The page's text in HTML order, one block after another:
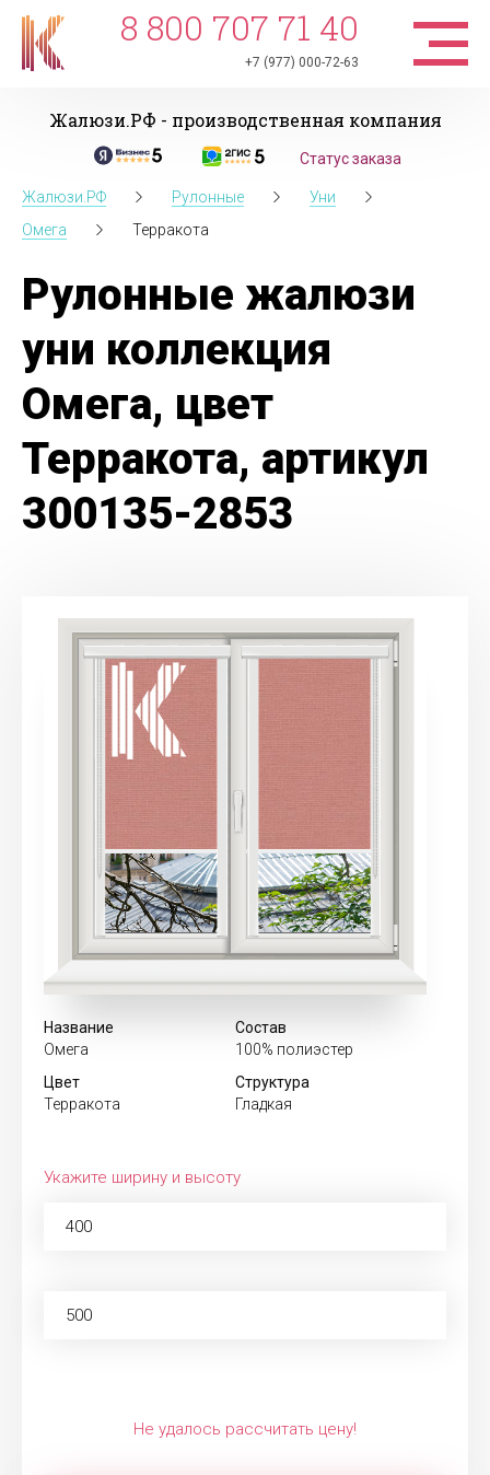
8 800 707 71 40
+7 (977) 000-72-63
Жалюзи.РФ - производственная компания
Статус заказа
Жалюзи.РФ Рулонные
Уни
Омега
Терракота
Рулонные жалюзи
уни коллекция
Омега, цвет
Терракота, артикул
300135-2853
Название
Омега
Состав
100% полиэстер
Цвет
Терракота
Структура
Гладкая
Укажите ширину и высоту
Не удалось рассчитать цену!